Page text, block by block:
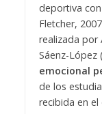
deportiva
Fletcher,
realizada por
Sáenz-López
emocional
de los
recibida en el